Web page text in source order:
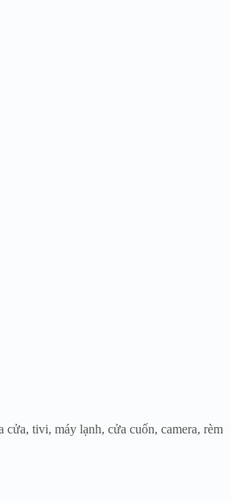
tivi, máy lạnh, cửa cuốn, camera, rèm